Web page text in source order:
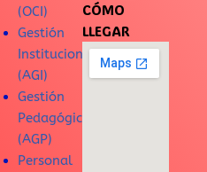
(OCI)
Gestión
Institucional
(AGI)
Gestión
Pedagógica
(AGP)
Personal
CÓMO
LLEGAR